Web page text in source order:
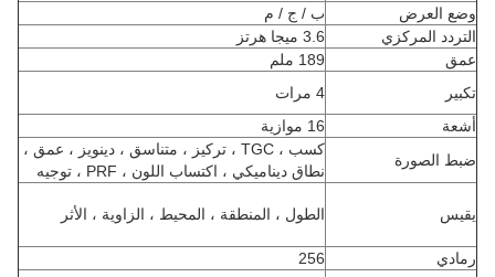
وضع العرض
ب / ج / م
التردد المركزي
3.6 ميجا هرتز
عمق
189 ملم
تكبير
4 مرات
أشعة
16 موازية
ضبط الصورة
كسب ، TGC ، تركيز ، متناسق ، دينويز ، عمق ،
نطاق ديناميكي ، اكتساب اللون ، PRF ، توجيه
يقيس الطول ، المنطقة ، المحيط ، الزاوية ، الأثر
رمادي
256